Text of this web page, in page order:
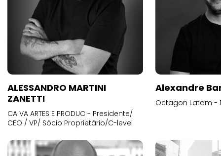
ALESSANDRO MARTINI
ZANETTI
CA VA ARTES E PRODUC - Presidente/
CEO / VP/ Sócio Proprietário/C-level
Alexandre
Octagon Latam -